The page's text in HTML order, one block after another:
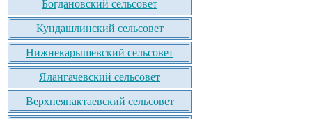
Богдановский сельсовет
Кундашлинский сельсовет
Нижнекарышевский сельсовет
Ялангачевский сельсовет
Верхнеянактаевский сельсовет